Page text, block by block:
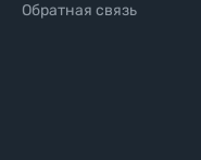
Обратная связь